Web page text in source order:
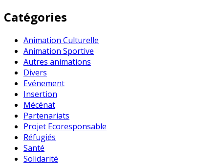
Catégories
Animation Culturelle
Animation Sportive
Autres animations
Divers
Evénement
Insertion
Mécénat
Partenariats
Projet Ecoresponsable
Réfugiés
Santé
Solidarité